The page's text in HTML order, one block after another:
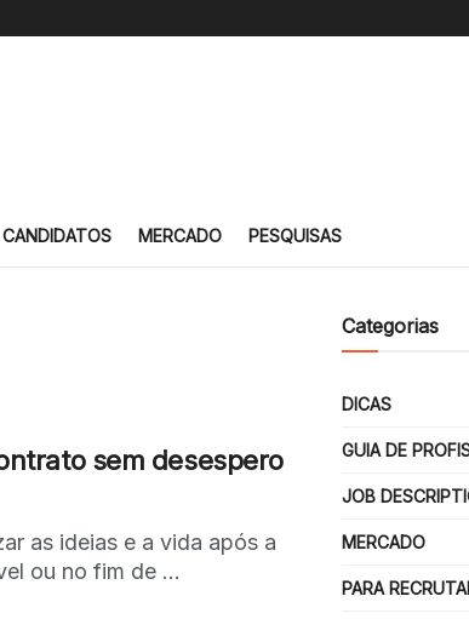
MERCADO PESQUISAS
sem desespero
as ideias e a vida após a
ou no fim de ...
Categorias
DICAS
GUIA DE
JOB
MERCADO
PARA